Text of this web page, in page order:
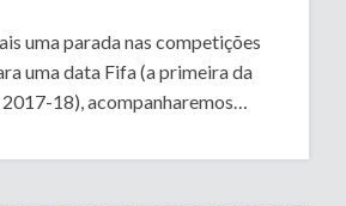
uma parada nas competições
uma data Fifa (a primeira da
18), acompanharemos…